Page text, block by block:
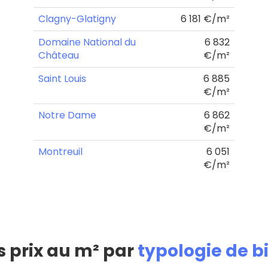
Clagny-Glatigny
6 181 €/m²
Domaine National du
Château
6 832
€/m²
Saint Louis
6 885
€/m²
Notre Dame
6 862
€/m²
Montreuil
6 051
€/m²
prix au m² partypologie de